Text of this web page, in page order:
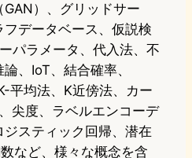
）、グリッドサー
データベース、仮説検
パラメータ、代入法、不
、IoT、結合確率、
均法、K近傍法、カー
尖度、ラベルエンコーデ
スティック回帰、潜在
など、様々な概念を含